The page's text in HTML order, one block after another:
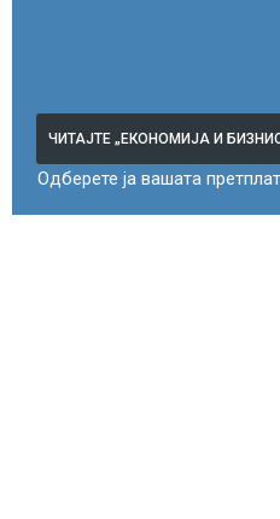
ЧИТАЈТЕ „ЕКОНОМИЈА И
Одберете ја вашата